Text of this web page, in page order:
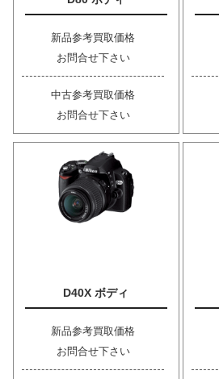
新品参考買取価格
お問合せ下さい
中古参考買取価格
お問合せ下さい
D40X ボディ
新品参考買取価格
お問合せ下さい